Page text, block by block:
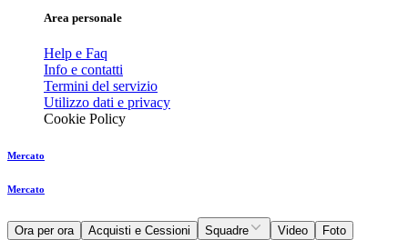
Area personale
Help e Faq
Info e contatti
Termini del servizio
Utilizzo dati e privacy
Cookie Policy
Mercato
Mercato
Ora per ora Acquisti e Cessioni Squadre Video Foto